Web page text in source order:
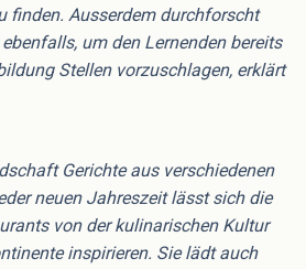
finden. Ausserdem durchforscht
um den Lernenden bereits
Stellen vorzuschlagen, erklärt
Gerichte aus verschiedenen
neuen Jahreszeit lässt sich die
von der kulinarischen Kultur
inspirieren. Sie lädt auch